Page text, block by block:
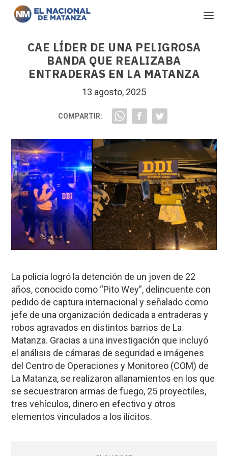
CAE LÍDER DE UNA PELIGROSA
BANDA QUE REALIZABA
ENTRADERAS EN LA MATANZA
13 agosto, 2025
COMPARTIR:
La policía logró la detención de un joven de 22
años, conocido como “Pito Wey”, delincuente con
pedido de captura internacional y señalado como
jefe de una organización dedicada a entraderas y
robos agravados en distintos barrios de La
Matanza. Gracias a una investigación que incluyó
el análisis de cámaras de seguridad e imágenes
del Centro de Operaciones y Monitoreo (COM) de
La Matanza, se realizaron allanamientos en los que
se secuestraron armas de fuego, 25 proyectiles,
tres vehículos, dinero en efectivo y otros
elementos vinculados a los ilícitos.